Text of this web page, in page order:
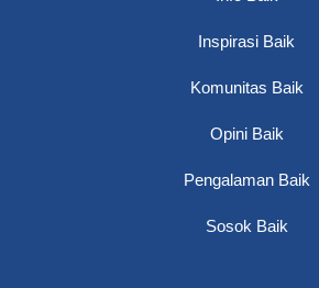
Inspirasi Baik
Komunitas Baik
Opini Baik
Pengalaman Baik
Sosok Baik